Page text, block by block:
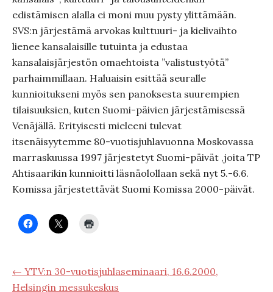
edistämisen alalla ei moni muu pysty ylittämään.
SVS:n järjestämä arvokas kulttuuri- ja kielivaihto
lienee kansalaisille tutuinta ja edustaa
kansalaisjärjestön omaehtoista ”valistustyötä”
parhaimmillaan. Haluaisin esittää seuralle
kunnioitukseni myös sen panoksesta suurempien
tilaisuuksien, kuten Suomi-päivien järjestämisessä
Venäjällä. Erityisesti mieleeni tulevat
itsenäisyytemme 80-vuotisjuhlavuonna Moskovassa
marraskuussa 1997 järjestetyt Suomi-päivät ,joita TP
Ahtisaarikin kunnioitti läsnäolollaan sekä nyt 5.-6.6.
Komissa järjestettävät Suomi Komissa 2000-päivät.
← YTV:n 30-vuotisjuhlaseminaari, 16.6.2000,
Helsingin messukeskus